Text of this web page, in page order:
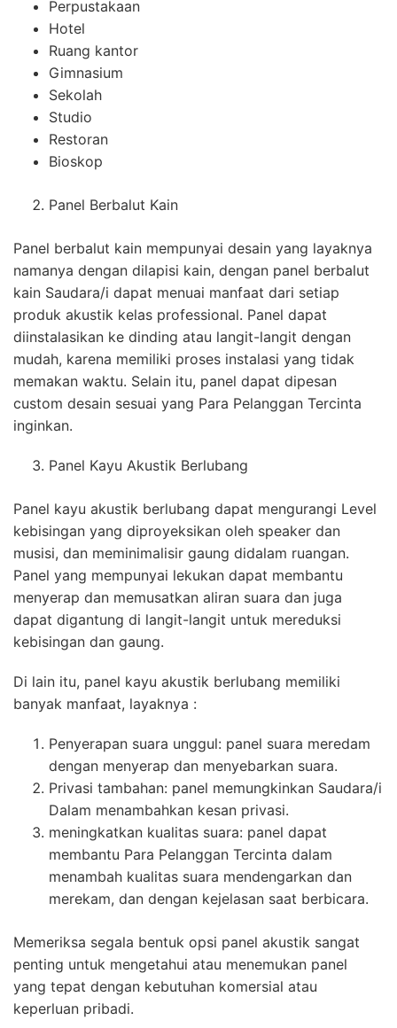
Perpustakaan
Hotel
Ruang kantor
Gimnasium
Sekolah
Studio
Restoran
Bioskop
Panel Berbalut Kain
Panel berbalut kain mempunyai desain yang layaknya
namanya dengan dilapisi kain, dengan panel berbalut
kain Saudara/i dapat menuai manfaat dari setiap
produk akustik kelas professional. Panel dapat
diinstalasikan ke dinding atau langit-langit dengan
mudah, karena memiliki proses instalasi yang tidak
memakan waktu. Selain itu, panel dapat dipesan
custom desain sesuai yang Para Pelanggan Tercinta
inginkan.
Panel Kayu Akustik Berlubang
Panel kayu akustik berlubang dapat mengurangi Level
kebisingan yang diproyeksikan oleh speaker dan
musisi, dan meminimalisir gaung didalam ruangan.
Panel yang mempunyai lekukan dapat membantu
menyerap dan memusatkan aliran suara dan juga
dapat digantung di langit-langit untuk mereduksi
kebisingan dan gaung.
Di lain itu, panel kayu akustik berlubang memiliki
banyak manfaat, layaknya :
Penyerapan suara unggul: panel suara meredam
dengan menyerap dan menyebarkan suara.
Privasi tambahan: panel memungkinkan Saudara/i
Dalam menambahkan kesan privasi.
meningkatkan kualitas suara: panel dapat
membantu Para Pelanggan Tercinta dalam
menambah kualitas suara mendengarkan dan
merekam, dan dengan kejelasan saat berbicara.
Memeriksa segala bentuk opsi panel akustik sangat
penting untuk mengetahui atau menemukan panel
yang tepat dengan kebutuhan komersial atau
keperluan pribadi.